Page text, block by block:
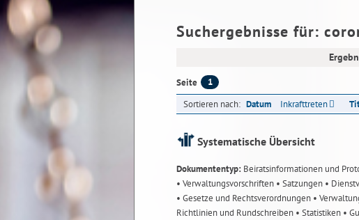
Suchergebnisse für:
Seite 1
Sortieren nach: Datum Inkrafttreten
Systematische Übersicht
Dokumententyp: Beiratsinformationen und
• Verwaltungsvorschriften • Satzungen •
• Gesetze und Rechtsverordnungen •
Richtlinien und Rundschreiben • Statistiken •